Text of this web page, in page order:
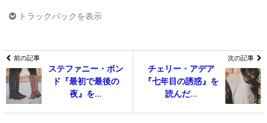
トラックバックを表示
前の記事
ステファニー・ボン
ド『最初で最後の
夜』を...
次の記事
チェリー・アデア
『七年目の誘惑』を
読んだ...